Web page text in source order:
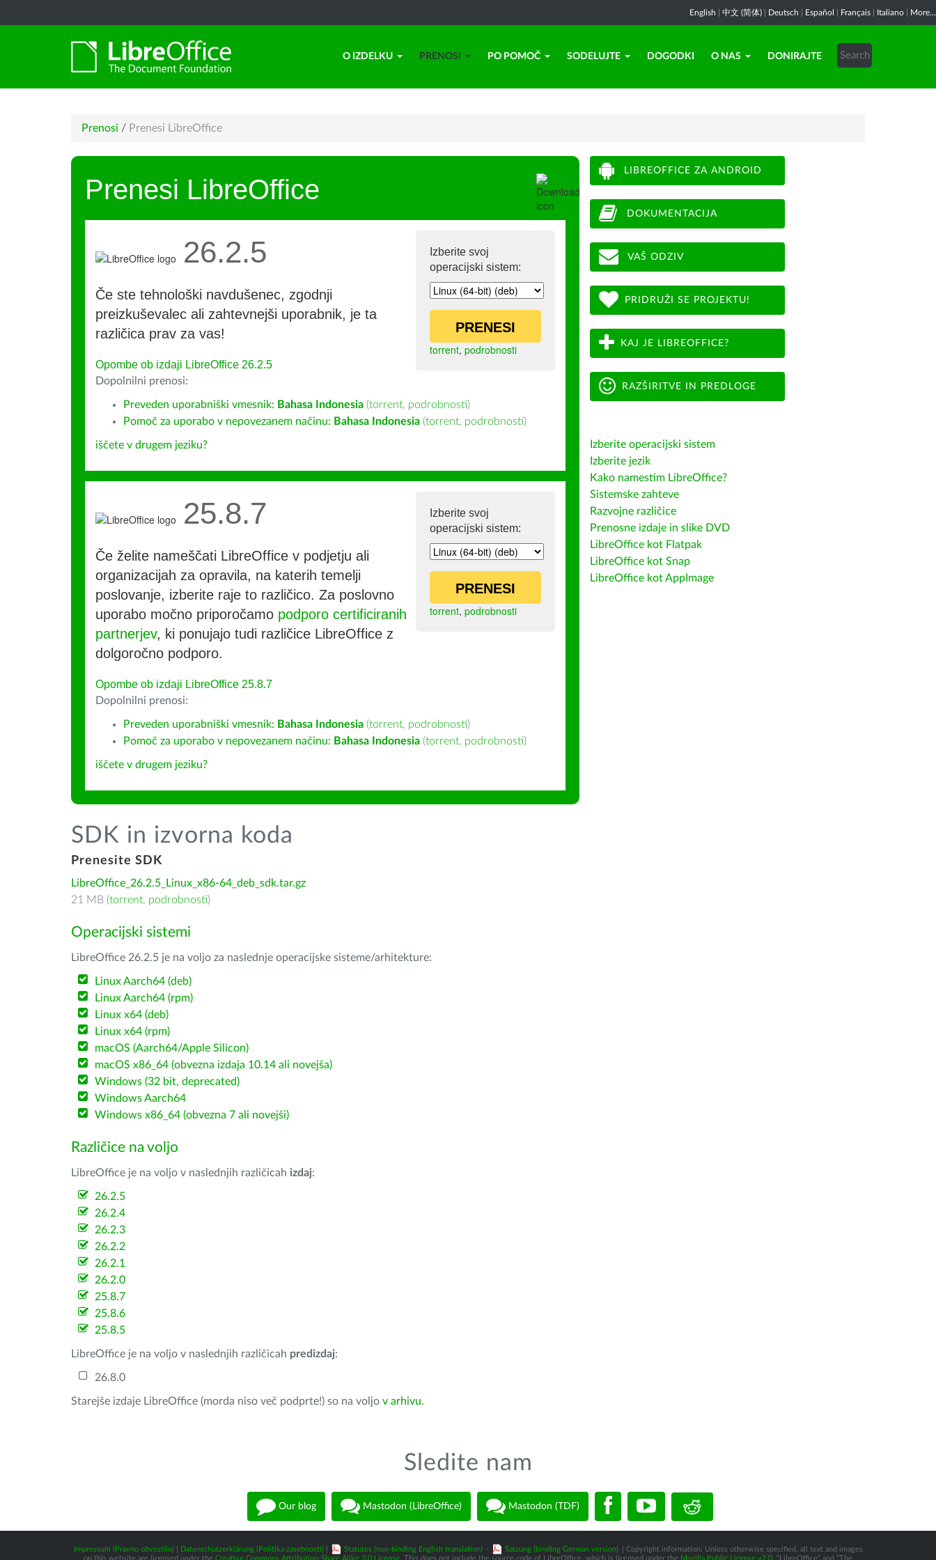
English 中文 (简体) Deutsch Español Français Italiano More...
O IZDELKU PRENOSI PO POMOČ SODELUJTE DOGODKI O NAS DONIRAJTE
Prenosi / Prenesi LibreOffice
Prenesi LibreOffice
Izberite svoj
operacijski sistem:
PRENESI
torrent, podrobnosti
26.2.5
Če ste tehnološki navdušenec, zgodnji
preizkuševalec ali zahtevnejši uporabnik, je ta
različica prav za vas!
Opombe ob izdaji LibreOffice 26.2.5
Dopolnilni prenosi:
Preveden uporabniški vmesnik: Bahasa Indonesia (torrent, podrobnosti)
Pomoč za uporabo v nepovezanem načinu: Bahasa Indonesia (torrent, podrobnosti)
iščete v drugem jeziku?
Izberite svoj
operacijski sistem:
PRENESI
torrent, podrobnosti
25.8.7
Če želite nameščati LibreOffice v podjetju ali
organizacijah za opravila, na katerih temelji
poslovanje, izberite raje to različico. Za poslovno
uporabo močno priporočamo podporo certificiranih
partnerjev, ki ponujajo tudi različice LibreOffice z
dolgoročno podporo.
Opombe ob izdaji LibreOffice 25.8.7
Dopolnilni prenosi:
Preveden uporabniški vmesnik: Bahasa Indonesia (torrent, podrobnosti)
Pomoč za uporabo v nepovezanem načinu: Bahasa Indonesia (torrent, podrobnosti)
iščete v drugem jeziku?
SDK in izvorna koda
Prenesite SDK
LibreOffice_26.2.5_Linux_x86-64_deb_sdk.tar.gz
21 MB (torrent, podrobnosti)
Operacijski sistemi
LibreOffice 26.2.5 je na voljo za naslednje operacijske sisteme/arhitekture:
Linux Aarch64 (deb)
Linux Aarch64 (rpm)
Linux x64 (deb)
Linux x64 (rpm)
macOS (Aarch64/Apple Silicon)
macOS x86_64 (obvezna izdaja 10.14 ali novejša)
Windows (32 bit, deprecated)
Windows Aarch64
Windows x86_64 (obvezna 7 ali novejši)
Različice na voljo
LibreOffice je na voljo v naslednjih različicah izdaj:
26.2.5
26.2.4
26.2.3
26.2.2
26.2.1
26.2.0
25.8.7
25.8.6
25.8.5
LibreOffice je na voljo v naslednjih različicah predizdaj:
26.8.0
Starejše izdaje LibreOffice (morda niso več podprte!) so na voljo v arhivu.
LIBREOFFICE ZA ANDROID
DOKUMENTACIJA
VAŠ ODZIV
PRIDRUŽI SE PROJEKTU!
KAJ JE LIBREOFFICE?
RAZŠIRITVE IN PREDLOGE
Izberite operacijski sistem
Izberite jezik
Kako namestim LibreOffice?
Sistemske zahteve
Razvojne različice
Prenosne izdaje in slike DVD
LibreOffice kot Flatpak
LibreOffice kot Snap
LibreOffice kot AppImage
Sledite nam
Our blog Mastodon (LibreOffice) Mastodon (TDF)
Impressum (Pravno obvestilo)| Datenschutzerklärung (Politika zasebnosti)| Statutes (non-binding English translation) - Satzung (binding German version)
| Copyright information: Unless otherwise specified, all text and images
on this website are licensed under the Creative Commons Attribution-Share Alike 3.0 License . This does not include the source code of LibreOffice, which is licensed under the Mozilla Public License v2.0 . “LibreOffice” and “The